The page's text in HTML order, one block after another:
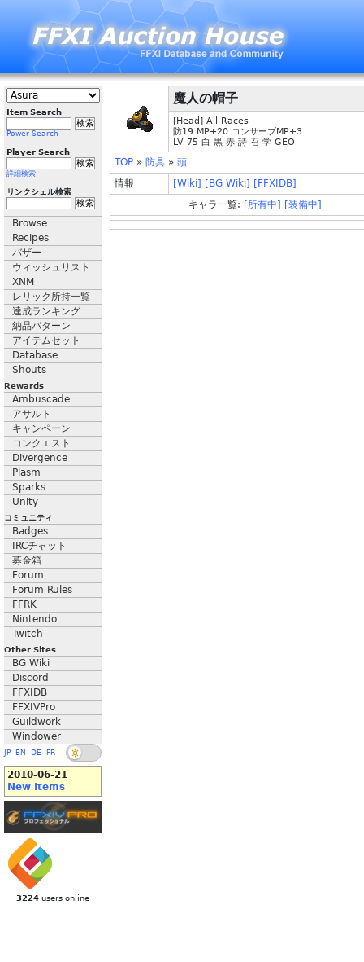
Item Search
Power Search
Player Search
詳細検索
リンクシェル検索
Browse
Recipes
バザー
ウィッシュリスト
XNM
レリック所持一覧
達成ランキング
納品パターン
アイテムセット
Database
Shouts
Rewards
Ambuscade
アサルト
キャンペーン
コンクエスト
Divergence
Plasm
Sparks
Unity
コミュニティ
Badges
IRCチャット
募金箱
Forum
Forum Rules
FFRK
Nintendo
Twitch
Other Sites
BG Wiki
Discord
FFXIDB
FFXIVPro
Guildwork
Windower
JP EN DE FR
2010-06-21
New Items
3224 users online
魔人の帽子
[Head] All Races
防19 MP+20 コンサーブMP+3
LV 75 白 黒 赤 詩 召 学 GEO
TOP » 防具 » 頭
情報
[Wiki] [BG Wiki] [FFXIDB]
キャラ一覧: [所有中] [装備中]